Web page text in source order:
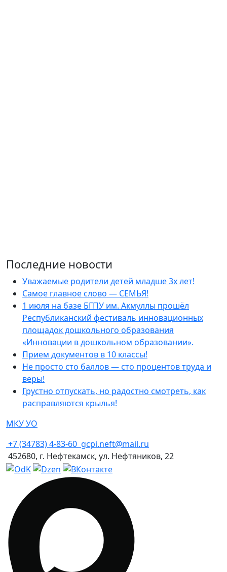
Последние новости
Уважаемые родители детей младше 3х лет!
Самое главное слово — СЕМЬЯ!
1 июля на базе БГПУ им. Акмуллы прошёл
Республиканский фестиваль инновационных
площадок дошкольного образования
«Инновации в дошкольном образовании».
Прием документов в 10 классы!
Не просто сто баллов — сто процентов труда и
веры!
Грустно отпускать, но радостно смотреть, как
расправляются крылья!
МКУ УО
+7 (34783) 4-83-60 gcpi.neft@mail.ru
452680, г. Нефтекамск, ул. Нефтяников, 22